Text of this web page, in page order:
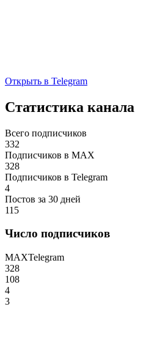
Открыть в Telegram
Статистика канала
Всего подписчиков
332
Подписчиков в MAX
328
Подписчиков в Telegram
4
Постов за 30 дней
115
Число подписчиков
MAXTelegram
328
108
4
3